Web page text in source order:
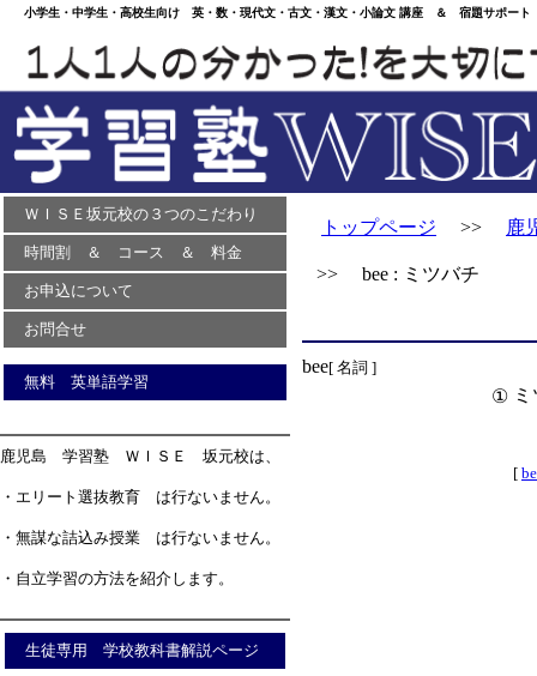
小学生・中学生・高校生向け 英・数・現代文・古文・漢文・小論文 講座 ＆ 宿題サポー
ＷＩＳＥ坂元校の３つのこだわり
時間割 ＆ コース ＆ 料金
お申込について
お問合せ
無料 英単語学習
鹿児島 学習塾 ＷＩＳＥ 坂元校は、
・エリート選抜教育 は行ないません。
・無謀な詰込み授業 は行ないません。
・自立学習の方法を紹介します。
生徒専用 学校教科書解説ページ
トップページ >> 鹿
>> bee : ミツバチ
bee[ 名詞 ]
①
[